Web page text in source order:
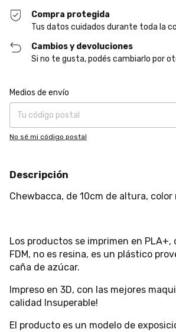
Compra protegida
Tus datos cuidados durante toda la
Cambios y devoluciones
Si no te gusta, podés cambiarlo por
Entregas para el CP:
Medios de envío
No sé mi código postal
Descripción
Chewbacca, de 10cm de altura, color
Los productos se imprimen en PLA+,
FDM, no es resina, es un plástico
caña de azúcar.
Impreso en 3D, con las mejores
calidad Insuperable!
El producto es un modelo de